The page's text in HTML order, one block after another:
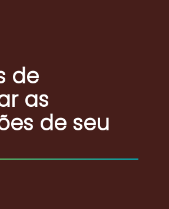
de
as
de seu